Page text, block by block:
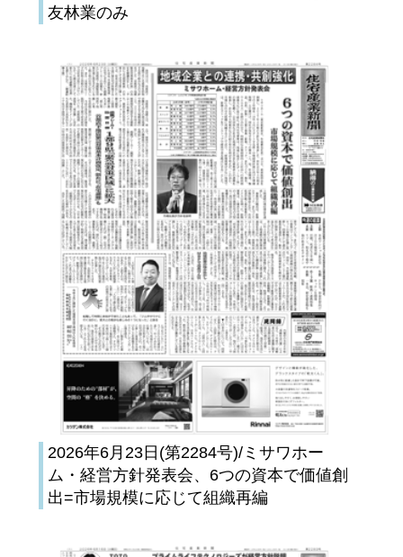
友林業のみ
2026年6月23日(第2284号)/ミサワホー
ム・経営方針発表会、6つの資本で価値創
出=市場規模に応じて組織再編